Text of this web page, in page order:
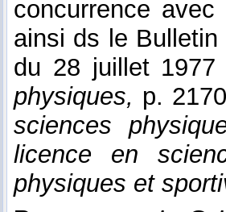
concurrence avec
ainsi ds le
du 28 juillet
physiques, p.
sciences
licence en
physiques et